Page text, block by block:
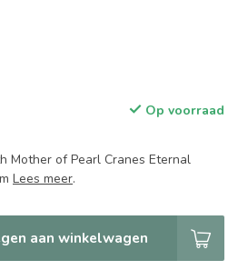
Op voorraad
Mother of Pearl Cranes Eternal
Lees meer.
aan winkelwagen